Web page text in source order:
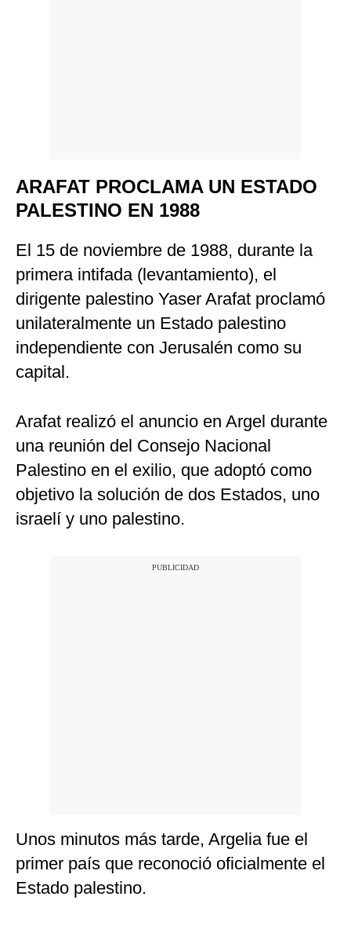
ARAFAT PROCLAMA UN ESTADO
PALESTINO EN 1988
El 15 de noviembre de 1988, durante la
primera intifada (levantamiento), el
dirigente palestino Yaser Arafat proclamó
unilateralmente un Estado palestino
independiente con Jerusalén como su
capital.
Arafat realizó el anuncio en Argel durante
una reunión del Consejo Nacional
Palestino en el exilio, que adoptó como
objetivo la solución de dos Estados, uno
israelí y uno palestino.
Unos minutos más tarde, Argelia fue el
primer país que reconoció oficialmente el
Estado palestino.